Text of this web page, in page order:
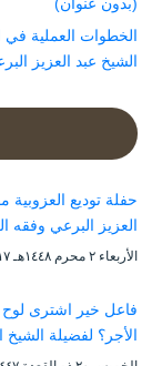
الشيخ عبد العزيز
حفلة توديع
العزيز البرعي وفقه
الأربعاء ۲ محرم ۱٤٤۸هـ ۱۷-٦-۲۰۲٦م
فاعل خير اشترى
الأجر؟ لفضيلة الشيخ